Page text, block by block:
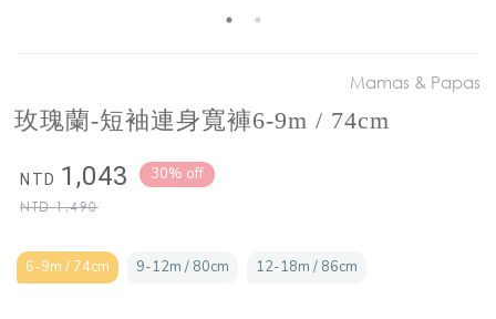
Mamas & Papas
玫瑰蘭-短袖連身寬褲6-9m / 74cm
NTD 1,043
NTD1,490
30% off
6-9m / 74cm 9-12m / 80cm 12-18m / 86cm